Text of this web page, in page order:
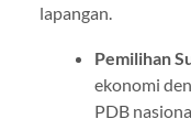
lapangan.
Pemilihan
ekonomi
PDB